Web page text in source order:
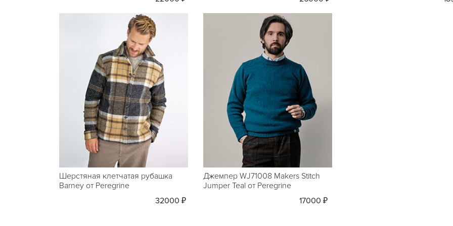
Шерстяная клетчатая рубашка
Barney от Peregrine
32000 ₽
Джемпер WJ71008 Makers Stitch
Jumper Teal от Peregrine
17000 ₽